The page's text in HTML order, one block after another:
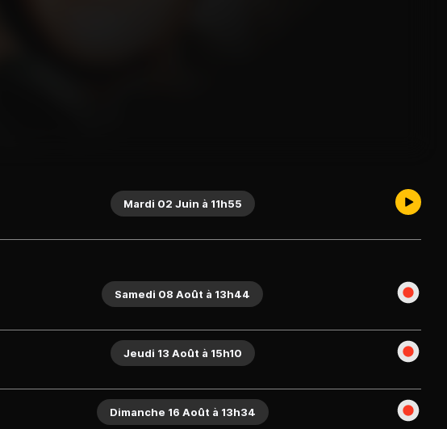
Mardi 02 Juin à 11h55
Samedi 08 Août à 13h44
Jeudi 13 Août à 15h10
Dimanche 16 Août à 13h34